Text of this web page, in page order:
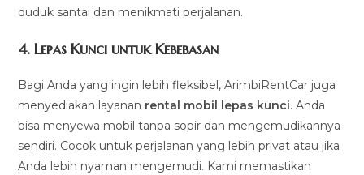
duduk santai dan menikmati perjalanan.
4.Lepas Kunci untuk Kebebasan
Bagi Anda yang ingin lebih fleksibel, ArimbiRentCar juga
menyediakan layanan rental mobil lepas kunci. Anda
bisa menyewa mobil tanpa sopir dan mengemudikannya
sendiri. Cocok untuk perjalanan yang lebih privat atau jika
Anda lebih nyaman mengemudi. Kami memastikan